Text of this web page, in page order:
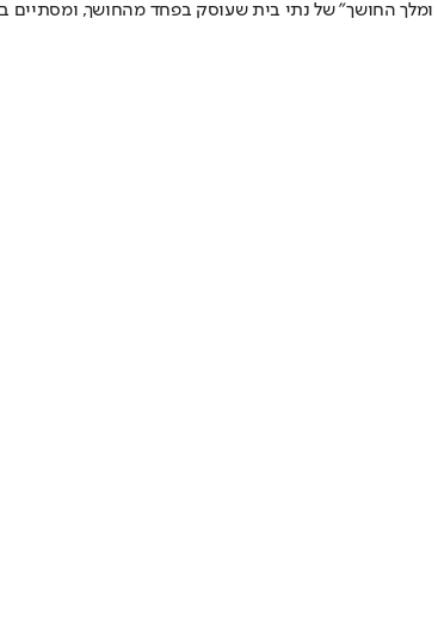
ומלך החושך" של נתי בית שעוסק בפחד מהחושך, ומסתיים